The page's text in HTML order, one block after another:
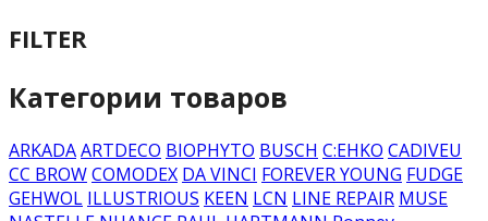
FILTER
Категории товаров
ARKADAARTDECO BIOPHYTO BUSCH C:EHKO CADIVEU
CC BROWCOMODEX DA VINCI FOREVER YOUNG FUDGE
GEHWOL ILLUSTRIOUS KEEN LCN LINE REPAIR MUSE